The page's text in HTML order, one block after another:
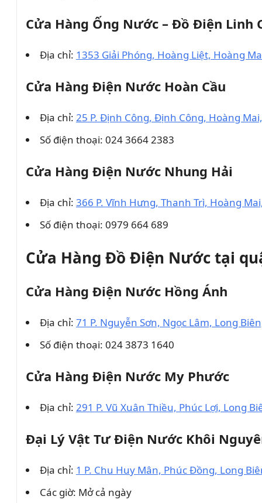
Cửa Hàng Ống Nước – Đồ Điện Linh
Địa chỉ: 1353 Giải Phóng, Hoàng Liệt, Hoàng
Cửa Hàng Điện Nước Hoàn Cầu
Địa chỉ: 25 P. Định Công, Định Công, Hoàng
Số điện thoại: 024 3664 2383
Cửa Hàng Điện Nước Nhung Hải
Địa chỉ: 366 P. Vĩnh Hưng, Thanh Trì, Hoàng
Số điện thoại: 0979 664 689
Cửa Hàng Đồ Điện Nước tại
Cửa Hàng Điện Nước Hồng Ánh
Địa chỉ: 71 P. Nguyễn Sơn, Ngọc Lâm, Long
Số điện thoại: 024 3873 1640
Cửa Hàng Điện Nước My Phước
Địa chỉ: 291 P. Vũ Xuân Thiều, Phúc Lợi, Long
Đại Lý Vật Tư Điện Nước Khôi
Địa chỉ: 1 P. Chu Huy Mân, Phúc Đồng, Long
Các giờ: Mở cả ngày